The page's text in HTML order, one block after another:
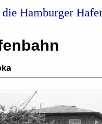
Hamburger